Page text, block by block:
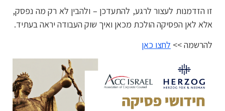
זו הזדמנות לעצור לרגע, להתעדכן – ולהבין לא רק מה נפסק,
אלא לאן הפסיקה הולכת מכאן ואיך שוק העבודה יראה בעתיד.
להרשמה >> לחצו כאן